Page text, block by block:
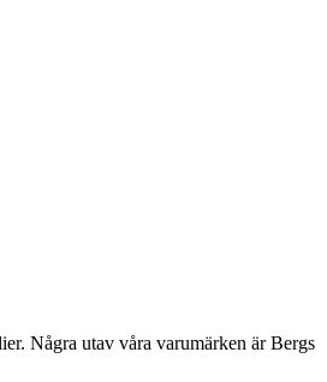
Några utav våra varumärken är Bergs